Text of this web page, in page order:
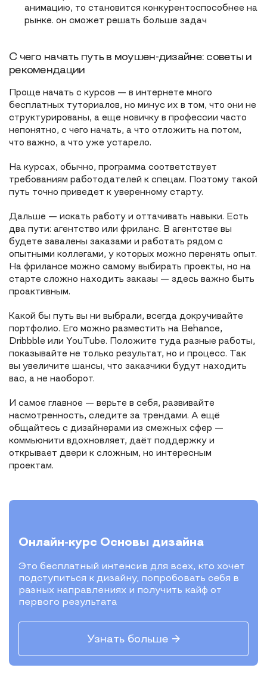
анимацию, то становится конкурентоспособнее на
рынке. он сможет решать больше задач
С чего начать путь в моушен-дизайне: советы и
рекомендации
Проще начать с курсов — в интернете много
бесплатных туториалов, но минус их в том, что они не
структурированы, а еще новичку в профессии часто
непонятно, с чего начать, а что отложить на потом,
что важно, а что уже устарело.
На курсах, обычно, программа соответствует
требованиям работодателей к спецам. Поэтому такой
путь точно приведет к уверенному старту.
Дальше — искать работу и оттачивать навыки. Есть
два пути: агентство или фриланс. В агентстве вы
будете завалены заказами и работать рядом с
опытными коллегами, у которых можно перенять опыт.
На фрилансе можно самому выбирать проекты, но на
старте сложно находить заказы — здесь важно быть
проактивным.
Какой бы путь вы ни выбрали, всегда докручивайте
портфолио. Его можно разместить на Behance,
Dribbble или YouTube. Положите туда разные работы,
показывайте не только результат, но и процесс. Так
вы увеличите шансы, что заказчики будут находить
вас, а не наоборот.
И самое главное — верьте в себя, развивайте
насмотренность, следите за трендами. А ещё
общайтесь с дизайнерами из смежных сфер —
коммьюнити вдохновляет, даёт поддержку и
открывает двери к сложным, но интересным
проектам.
Онлайн-курс Основы дизайна
Это бесплатный интенсив для всех, кто хочет
подступиться к дизайну, попробовать себя в
разных направлениях и получить кайф от
первого результата
Узнать больше →